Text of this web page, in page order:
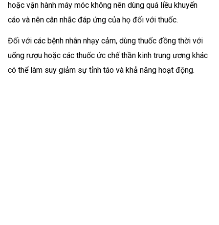
hoặc vận hành máy móc không nên dùng quá liều khuyến
cáo và nên cân nhắc đáp ứng của họ đối với thuốc.
Đối với các bệnh nhân nhạy cảm, dùng thuốc đồng thời với
uống rượu hoặc các thuốc ức chế thần kinh trung ương khác
có thể làm suy giảm sự tỉnh táo và khả năng hoạt động.